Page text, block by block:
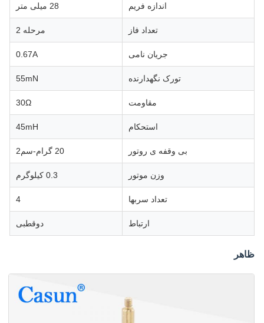
اندازه فریم 28 میلی متر
تعداد فاز مرحله 2
جریان نامی 0.67A
تورک نگهدارنده 55mN
مقاومت 30Ω
استحکام 45mH
بی وقفه ی روتور 20 گرام-سم2
وزن موتور 0.3 کیلوگرم
تعداد سربها 4
ارتباط دوقطبی
ظاهر